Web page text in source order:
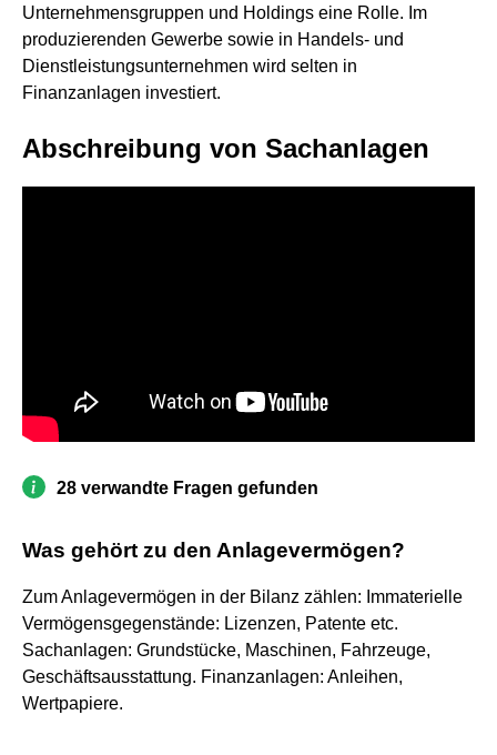
Unternehmensgruppen und Holdings eine Rolle. Im
produzierenden Gewerbe sowie in Handels- und
Dienstleistungsunternehmen wird selten in
Finanzanlagen investiert.
Abschreibung von Sachanlagen
28 verwandte Fragen gefunden
Was gehört zu den Anlagevermögen?
Zum Anlagevermögen in der Bilanz zählen: Immaterielle
Vermögensgegenstände: Lizenzen, Patente etc.
Sachanlagen: Grundstücke, Maschinen, Fahrzeuge,
Geschäftsausstattung. Finanzanlagen: Anleihen,
Wertpapiere.